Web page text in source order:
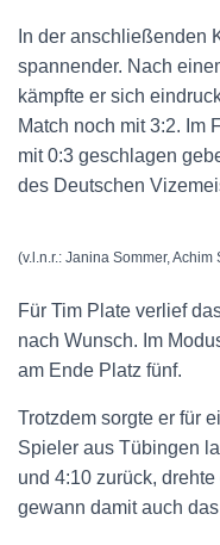
In der anschließenden
spannender. Nach
kämpfte er sich
Match noch mit 3:2. Im
mit 0:3 geschlagen
des Deutschen
(v.l.n.r.: Janina Sommer,
Für Tim Plate verlief
nach Wunsch. Im
am Ende Platz fünf.
Trotzdem sorgte er für
Spieler aus Tübingen
und 4:10 zurück,
gewann damit auch